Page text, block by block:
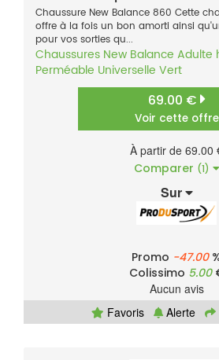
Chaussure New Balance 860 Cette
offre à la fois un bon amorti ainsi
pour vos sorties qu...
Chaussures New Balance Adulte
Perméable Universelle Vert
69.00 €
Voir cette offre
À partir de 69.00
Comparer (1)
Sur
Promo -47.00
Colissimo 5.00
Aucun avis
Favoris
Alerte